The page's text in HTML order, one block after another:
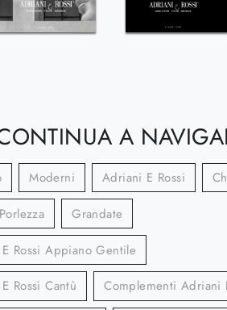
A
Moderni Adriani E Rossi
Porlezza Grandate
Rossi Appiano Gentile
Rossi Cantù Complementi Adriani